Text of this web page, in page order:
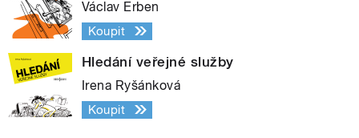
Václav Erben
Koupit
Hledání veřejné služby
Irena Ryšánková
Koupit